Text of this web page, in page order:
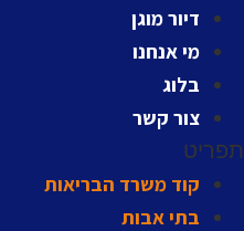
דיור מוגן
מי אנחנו
בלוג
צור קשר
תפריט
קוד משרד הבריאות
בתי אבות